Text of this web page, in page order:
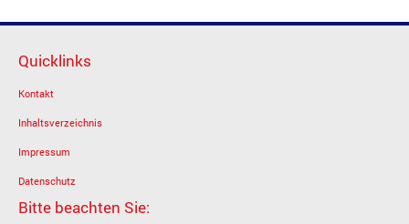
Quicklinks
Kontakt
Inhaltsverzeichnis
Impressum
Datenschutz
Bitte beachten Sie: